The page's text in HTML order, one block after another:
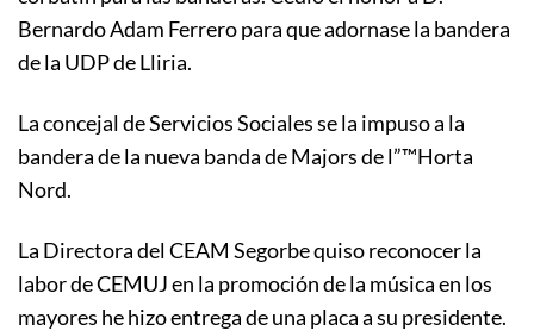
Bernardo Adam Ferrero para que adornase la bandera
de la UDP de Lliria.
La concejal de Servicios Sociales se la impuso a la
bandera de la nueva banda de Majors de l”™Horta
Nord.
La Directora del CEAM Segorbe quiso reconocer la
labor de CEMUJ en la promoción de la música en los
mayores he hizo entrega de una placa a su presidente.